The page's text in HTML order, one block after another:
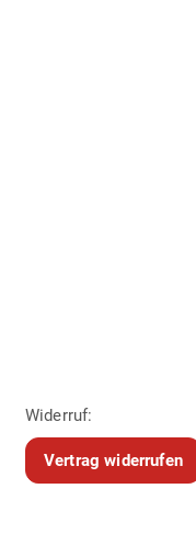
Widerruf:
Vertrag widerrufen